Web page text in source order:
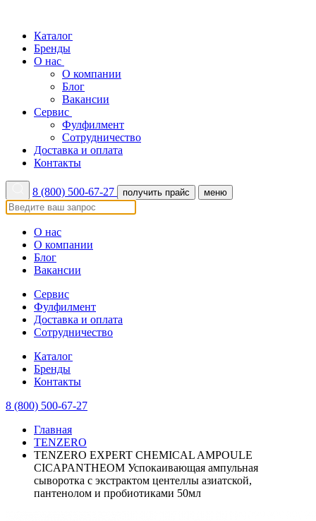
Каталог
Бренды
О нас
О компании
Блог
Вакансии
Сервис
Фулфилмент
Сотрудничество
Доставка и оплата
Контакты
8 (800) 500-67-27 получить прайс меню
О нас
О компании
Блог
Вакансии
Сервис
Фулфилмент
Доставка и оплата
Сотрудничество
Каталог
Бренды
Контакты
8 (800) 500-67-27
Главная
TENZERO
TENZERO EXPERT CHEMICAL AMPOULE
CICAPANTHEOM Успокаивающая ампульная
сыворотка с экстрактом центеллы азиатской,
пантенолом и пробиотиками 50мл